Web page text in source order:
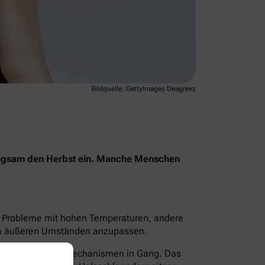
Bildquelle: GettyImages Deagreez
den Herbst ein. Manche Menschen
mit hohen Temperaturen, andere
Umständen anzupassen.
Körper Kühlmechanismen in Gang. Das